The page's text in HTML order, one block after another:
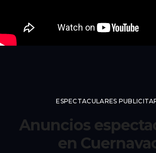
ESPECTACULARES
Anuncios
en